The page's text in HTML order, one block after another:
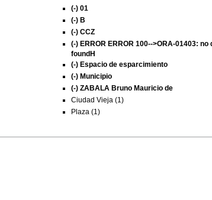
(-) 01
(-) B
(-) CCZ
(-) ERROR ERROR 100-->ORA-01403: no
foundH
(-) Espacio de esparcimiento
(-) Municipio
(-) ZABALA Bruno Mauricio de
Ciudad Vieja (1)
Plaza (1)